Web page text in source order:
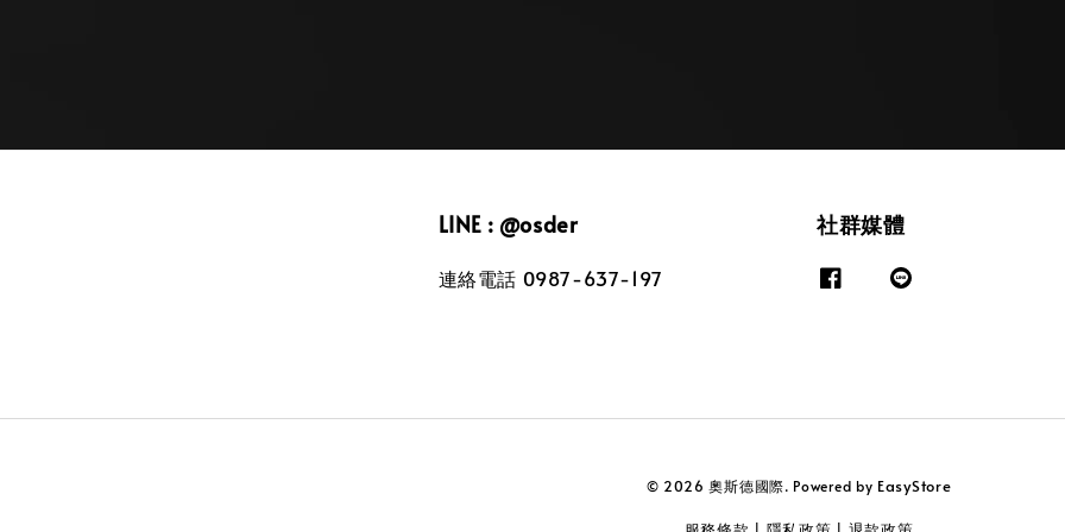
LINE : @osder
連絡電話 0987-637-197
社群媒體
© 2026 奧斯德國際. Powered by EasyStore